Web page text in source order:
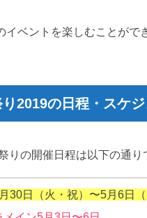
イベントを楽しむことがで
2019の日程・スケ
りの開催日程は以下の通り
30日（火・祝）〜5月6日（